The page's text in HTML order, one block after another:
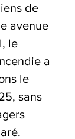
de
avenue
le
a
le
sans